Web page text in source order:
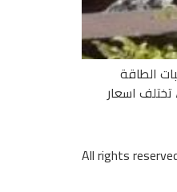
الطاقة
اسعار
All rights